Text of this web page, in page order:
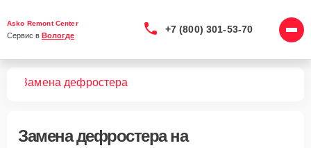
Asko Remont Center
Сервис в Вологде
+7 (800) 301-53-70
Замена дефростера
Замена дефростерана